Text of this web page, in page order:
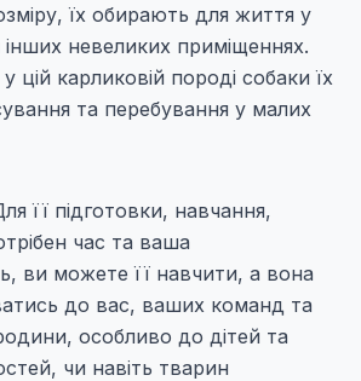
їх обирають для життя у
невеликих приміщеннях.
цій карликовій породі собаки їх
та перебування у малих
її підготовки, навчання,
час та ваша
ви можете її навчити, а вона
до вас, ваших команд та
особливо до дітей та
чи навіть тварин